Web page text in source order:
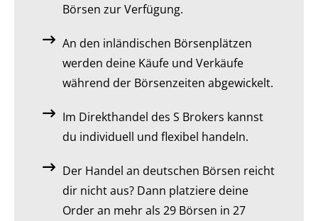
Börsen zur Verfügung.
An den inländischen Börsenplätzen
werden deine Käufe und Verkäufe
während der Börsenzeiten abgewickelt.
Im Direkthandel des S Brokers kannst
du individuell und flexibel handeln.
Der Handel an deutschen Börsen reicht
dir nicht aus? Dann platziere deine
Order an mehr als 29 Börsen in 27